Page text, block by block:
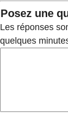
Posez une
Les réponses
quelques